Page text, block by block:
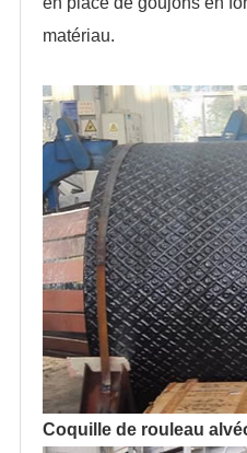
matériau.
Coquille de rouleau